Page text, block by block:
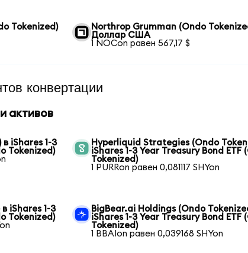
Tokenized)
Northrop Grumman (Ondo
Доллар США
1 NOCon равен 567,17 $
конвертации
активов
iShares 1-3
Tokenized)
Hyperliquid Strategies (Ondo
iShares 1-3 Year Treasury Bond ETF
Tokenized)
1 PURRon равен 0,081117 SHYon
iShares 1-3
Tokenized)
BigBear.ai Holdings (Ondo
iShares 1-3 Year Treasury Bond ETF
Tokenized)
1 BBAIon равен 0,039168 SHYon